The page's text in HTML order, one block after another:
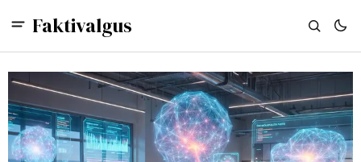
Faktivalgus